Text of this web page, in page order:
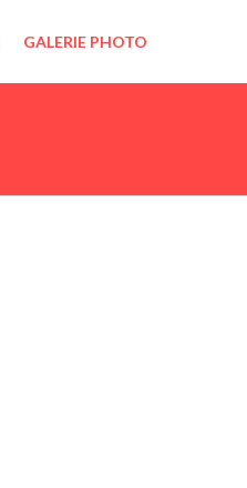
GALERIE PHOTO